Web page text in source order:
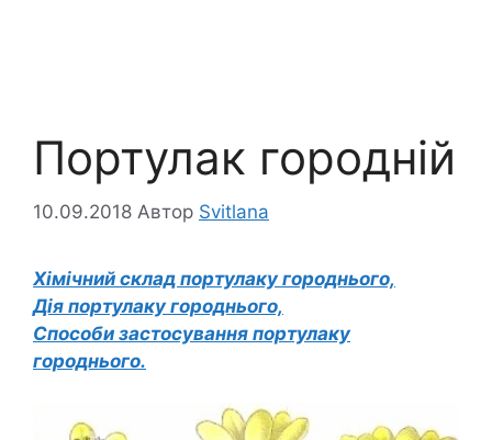
Портулак городній
10.09.2018 Автор Svitlana
Хімічний склад портулаку городнього,
Дія портулаку городнього,
Способи застосування портулаку
городнього.